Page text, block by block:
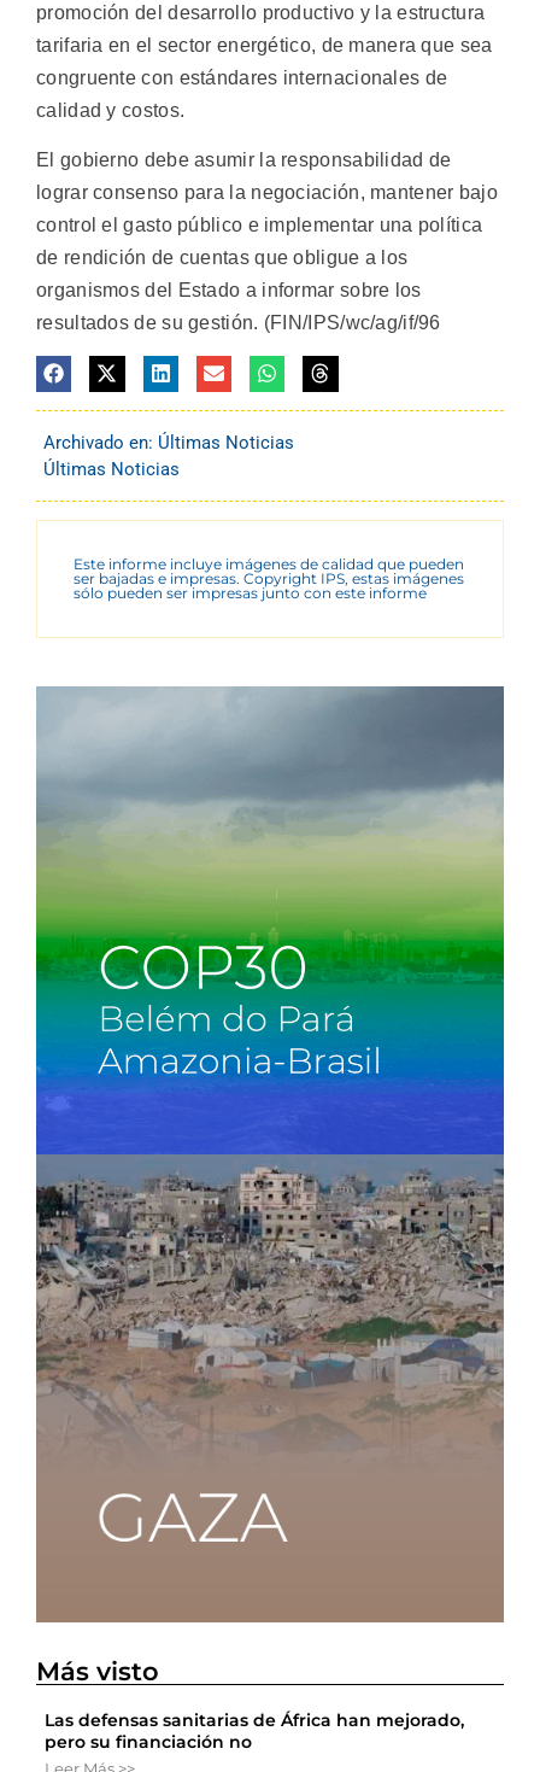
promoción del desarrollo productivo y la estructura
tarifaria en el sector energético, de manera que sea
congruente con estándares internacionales de
calidad y costos.
El gobierno debe asumir la responsabilidad de
lograr consenso para la negociación, mantener bajo
control el gasto público e implementar una política
de rendición de cuentas que obligue a los
organismos del Estado a informar sobre los
resultados de su gestión. (FIN/IPS/wc/ag/if/96
Archivado en: Últimas Noticias
Últimas Noticias
Este informe incluye imágenes de calidad que pueden
ser bajadas e impresas. Copyright IPS, estas imágenes
sólo pueden ser impresas junto con este informe
Más visto
Las defensas sanitarias de África han mejorado,
pero su financiación no
Leer Más >>